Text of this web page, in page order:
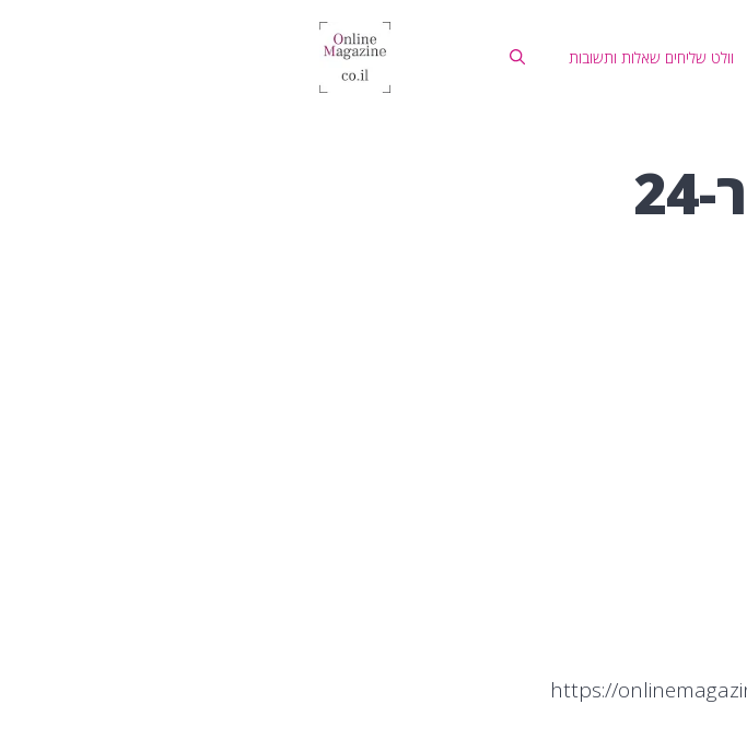
וולט שליחים שאלות ותשובות
https://